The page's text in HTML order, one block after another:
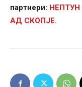
партнери: НЕПТУН
АД СКОПЈЕ.